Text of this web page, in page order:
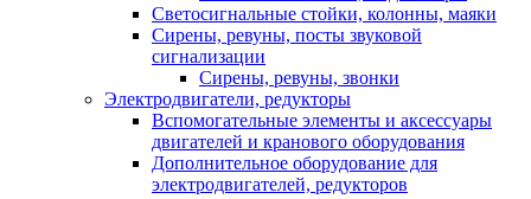
Светосигнальные стойки, колонны, маяки
Сирены, ревуны, посты звуковой
сигнализации
Сирены, ревуны, звонки
Электродвигатели, редукторы
Вспомогательные элементы и аксессуары
двигателей и кранового оборудования
Дополнительное оборудование для
электродвигателей, редукторов